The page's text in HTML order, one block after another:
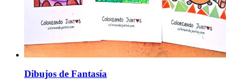
Dibujos de Fantasía